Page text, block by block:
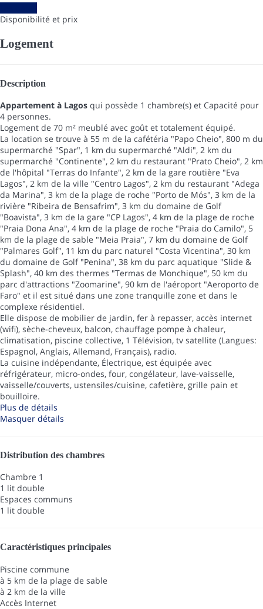
Disponibilité et prix
Logement
Description
Appartement à Lagos qui possède 1 chambre(s) et Capacité pour
4 personnes.
Logement de 70 m² meublé avec goût et totalement équipé.
La location se trouve à 55 m de la cafétéria "Papo Cheio", 800 m du
supermarché "Spar", 1 km du supermarché "Aldi", 2 km du
supermarché "Continente", 2 km du restaurant "Prato Cheio", 2 km
de l'hôpital "Terras do Infante", 2 km de la gare routière "Eva
Lagos", 2 km de la ville "Centro Lagos", 2 km du restaurant "Adega
da Marina", 3 km de la plage de roche "Porto de Mós", 3 km de la
rivière "Ribeira de Bensafrim", 3 km du domaine de Golf
"Boavista", 3 km de la gare "CP Lagos", 4 km de la plage de roche
"Praia Dona Ana", 4 km de la plage de roche "Praia do Camilo", 5
km de la plage de sable "Meia Praia", 7 km du domaine de Golf
"Palmares Golf", 11 km du parc naturel "Costa Vicentina", 30 km
du domaine de Golf "Penina", 38 km du parc aquatique "Slide &
Splash", 40 km des thermes "Termas de Monchique", 50 km du
parc d'attractions "Zoomarine", 90 km de l'aéroport "Aeroporto de
Faro" et il est situé dans une zone tranquille zone et dans le
complexe résidentiel.
Elle dispose de mobilier de jardin, fer à repasser, accès internet
(wifi), sèche-cheveux, balcon, chauffage pompe à chaleur,
climatisation, piscine collective, 1 Télévision, tv satellite (Langues:
Espagnol, Anglais, Allemand, Français), radio.
La cuisine indépendante, Électrique, est équipée avec
réfrigérateur, micro-ondes, four, congélateur, lave-vaisselle,
vaisselle/couverts, ustensiles/cuisine, cafetière, grille pain et
bouilloire.
Plus de détails
Masquer détails
Distribution des chambres
Chambre 1
1 lit double
Espaces communs
1 lit double
Caractéristiques principales
Piscine commune
à 5 km de la plage de sable
à 2 km de la ville
Accès Internet